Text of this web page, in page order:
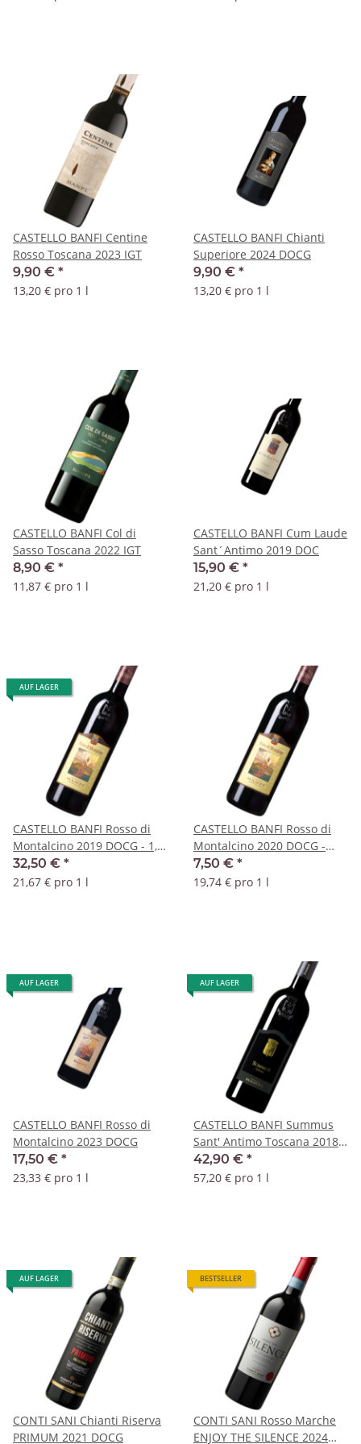
CASTELLO BANFI Centine
Rosso Toscana 2023 IGT
9,90 € *
13,20 € pro 1 l
CASTELLO BANFI Chianti
Superiore 2024 DOCG
9,90 € *
13,20 € pro 1 l
CASTELLO BANFI Col di
Sasso Toscana 2022 IGT
8,90 € *
11,87 € pro 1 l
CASTELLO BANFI Cum Laude
Sant´Antimo 2019 DOC
15,90 € *
21,20 € pro 1 l
AUF LAGER
CASTELLO BANFI Rosso di
Montalcino 2019 DOCG - 1,5
Liter Magnum
32,50 € *
21,67 € pro 1 l
CASTELLO BANFI Rosso di
Montalcino 2020 DOCG -
0,375 L
7,50 € *
19,74 € pro 1 l
AUF LAGER
CASTELLO BANFI Rosso di
Montalcino 2023 DOCG
17,50 € *
23,33 € pro 1 l
AUF LAGER
CASTELLO BANFI Summus
Sant' Antimo Toscana 2018
DOC
42,90 € *
57,20 € pro 1 l
AUF LAGER
CONTI SANI Chianti Riserva
PRIMUM 2021 DOCG
BESTSELLER
CONTI SANI Rosso Marche
ENJOY THE SILENCE 2024